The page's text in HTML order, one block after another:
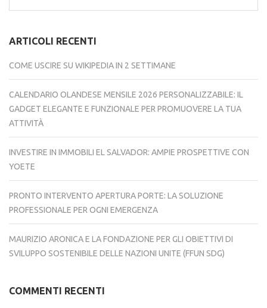
per:
ARTICOLI RECENTI
COME USCIRE SU WIKIPEDIA IN 2 SETTIMANE
CALENDARIO OLANDESE MENSILE 2026 PERSONALIZZABILE: IL
GADGET ELEGANTE E FUNZIONALE PER PROMUOVERE LA TUA
ATTIVITÀ
INVESTIRE IN IMMOBILI EL SALVADOR: AMPIE PROSPETTIVE CON
YOETE
PRONTO INTERVENTO APERTURA PORTE: LA SOLUZIONE
PROFESSIONALE PER OGNI EMERGENZA
MAURIZIO ARONICA E LA FONDAZIONE PER GLI OBIETTIVI DI
SVILUPPO SOSTENIBILE DELLE NAZIONI UNITE (FFUN SDG)
COMMENTI RECENTI